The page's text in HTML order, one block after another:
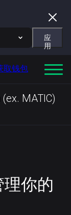
应
用
取钱包
MATIC)
理你的